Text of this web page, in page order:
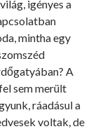
igényes a
mintha egy
A
sem merült
ráadásul a
voltak, de